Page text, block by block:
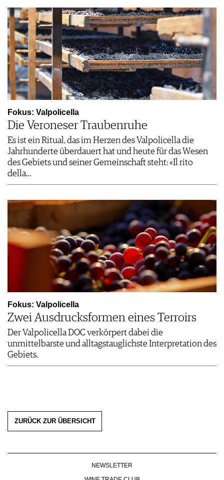
Fokus: Valpolicella
Die Veroneser Traubenruhe
Es ist ein Ritual, das im Herzen des Valpolicella die
Jahrhunderte überdauert hat und heute für das Wesen
des Gebiets und seiner Gemeinschaft steht: «Il rito
della…
Fokus: Valpolicella
Zwei Ausdrucksformen eines Terroirs
Der Valpolicella DOC verkörpert dabei die
unmittelbarste und alltagstauglichste Interpretation des
Gebiets.
ZURÜCK ZUR ÜBERSICHT
NEWSLETTER